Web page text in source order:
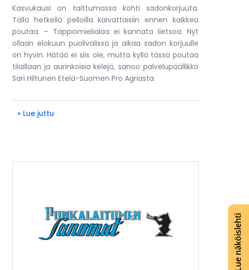
Lue näköislehti
Kasvukausi on taittumassa kohti sadonkorjuuta.
Tällä hetkellä pelloilla kaivattaisiin ennen kaikkea
poutaa. – Tappiomielialaa ei kannata lietsoa. Nyt
ollaan elokuun puolivälissä ja aikaa sadon korjuulle
on hyvin. Hätää ei siis ole, mutta kyllä tässä poutaa
tilaillaan ja aurinkoisia kelejä, sanoo palvelupäällikkö
Sari Hiltunen Etelä-Suomen Pro Agriasta.
» Lue juttu